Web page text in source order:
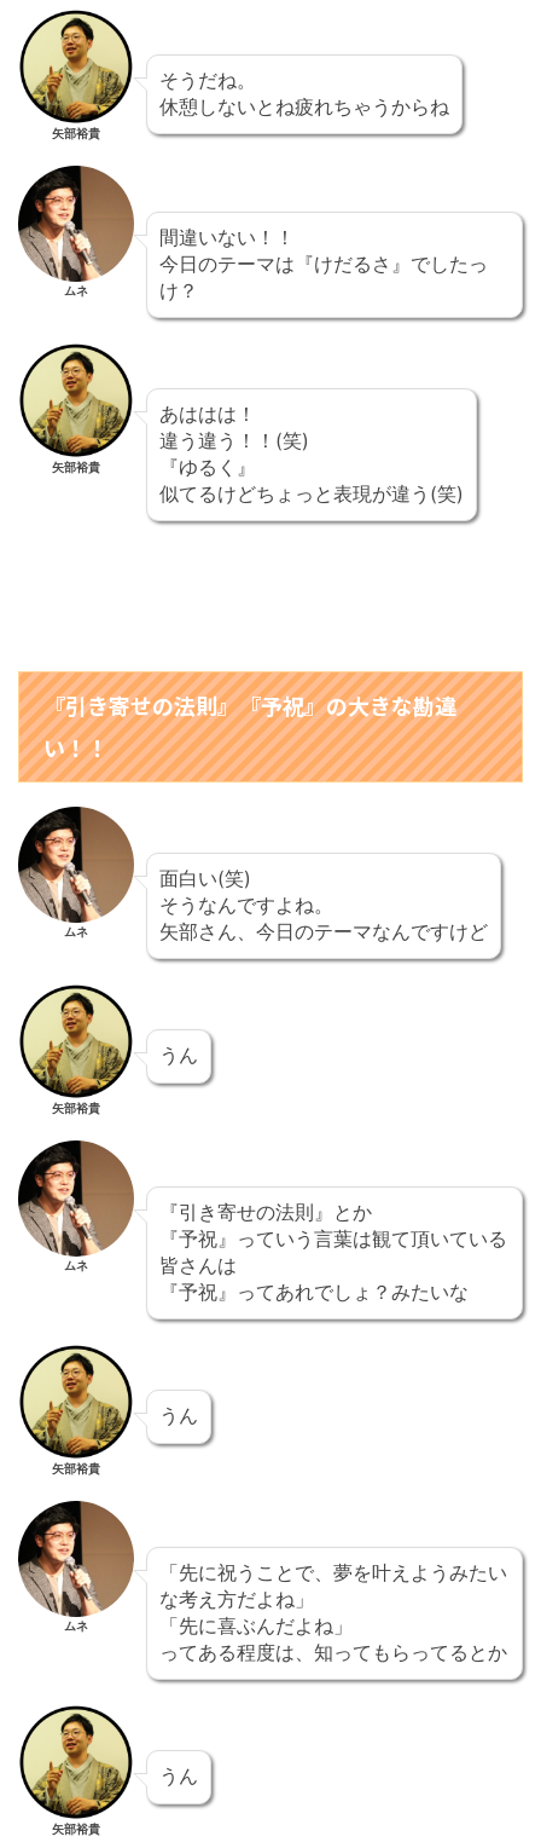
矢部裕貴
そうだね。
休憩しないとね疲れちゃうからね
ムネ
間違いない！！
今日のテーマは『けだるさ』でしたっ
け？
矢部裕貴
あははは！
違う違う！！(笑)
『ゆるく』
似てるけどちょっと表現が違う(笑)
『引き寄せの法則』『予祝』の大きな勘違
い！！
ムネ
面白い(笑)
そうなんですよね。
矢部さん、今日のテーマなんですけど
矢部裕貴
うん
ムネ
『引き寄せの法則』とか
『予祝』っていう言葉は観て頂いている
皆さんは
『予祝』ってあれでしょ？みたいな
矢部裕貴
うん
ムネ
「先に祝うことで、夢を叶えようみたい
な考え方だよね」
「先に喜ぶんだよね」
ってある程度は、知ってもらってるとか
矢部裕貴
うん